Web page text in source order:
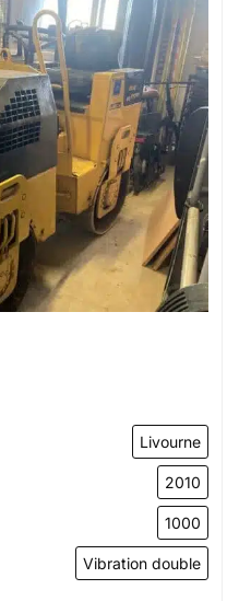
Livourne
2010
1000
Vibration double